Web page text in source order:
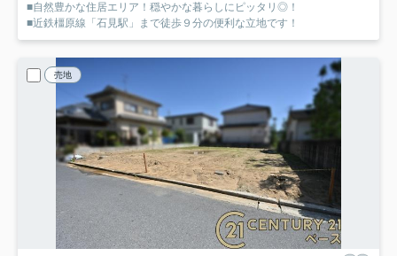
■自然豊かな住居エリア！穏やかな暮らしにピッタリ◎！
■近鉄橿原線「石見駅」まで徒歩９分の便利な立地です！
売地